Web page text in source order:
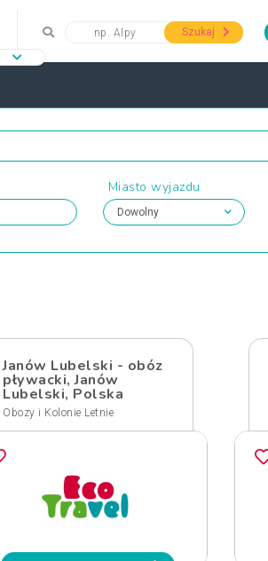
Szukaj
Miasto wyjazdu
Janów Lubelski - obóz
pływacki, Janów
Lubelski, Polska
Obozy i Kolonie Letnie